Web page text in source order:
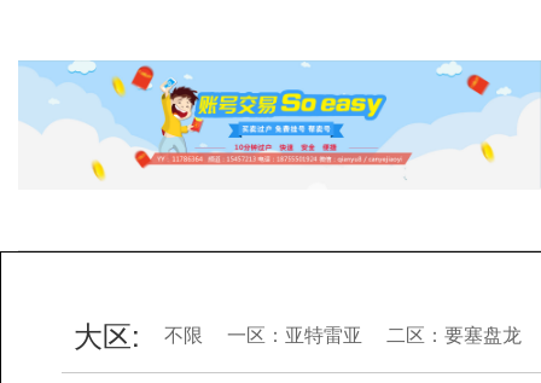
大区: 不限 一区：亚特雷亚 二区：要塞盘龙